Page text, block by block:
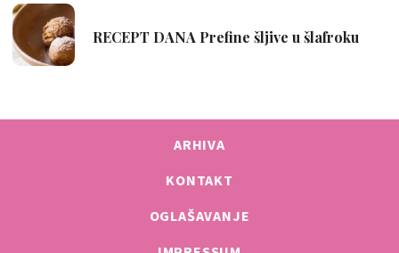
ARHIVA
KONTAKT
OGLAŠAVANJE